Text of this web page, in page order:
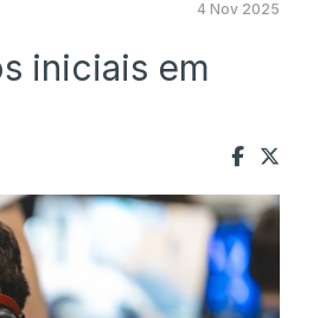
4 Nov 2025
iniciais em